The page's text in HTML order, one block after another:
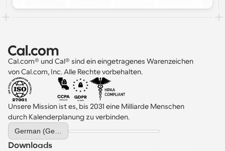
Cal.com® und Cal® sind ein eingetragenes Warenzeichen
von Cal.com, Inc. Alle Rechte vorbehalten.
Unsere Mission ist es, bis 2031 eine Milliarde Menschen
durch Kalenderplanung zu verbinden.
Select Language
Downloads